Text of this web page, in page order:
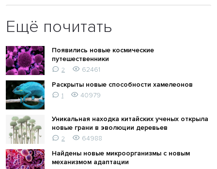
Ещё почитать
Появились новые космические
путешественники
2
62461
Раскрыты новые способности хамелеонов
1 40979
Уникальная находка китайских ученых открыла
новые грани в эволюции деревьев
2
64988
Найдены новые микроорганизмы с новым
механизмом адаптации